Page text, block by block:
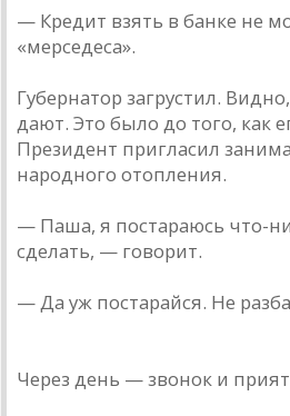
— Кредит взять в банке не
«мерседеса».
Губернатор загрустил.
дают. Это было до того, как
Президент пригласил
народного отопления.
— Паша, я постараюсь что-
сделать, — говорит.
— Да уж постарайся. Не
Через день — звонок и